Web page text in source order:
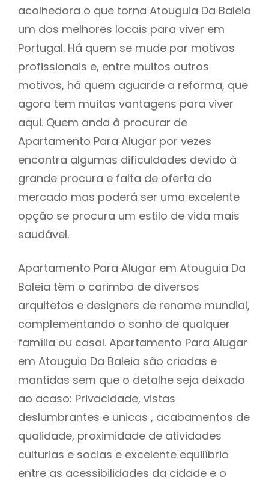
acolhedora o que torna Atouguia Da Baleia
um dos melhores locais para viver em
Portugal. Há quem se mude por motivos
profissionais e, entre muitos outros
motivos, há quem aguarde a reforma, que
agora tem muitas vantagens para viver
aqui. Quem anda à procurar de
Apartamento Para Alugar por vezes
encontra algumas dificuldades devido à
grande procura e falta de oferta do
mercado mas poderá ser uma excelente
opção se procura um estilo de vida mais
saudável.
Apartamento Para Alugar em Atouguia Da
Baleia têm o carimbo de diversos
arquitetos e designers de renome mundial,
complementando o sonho de qualquer
família ou casal. Apartamento Para Alugar
em Atouguia Da Baleia são criadas e
mantidas sem que o detalhe seja deixado
ao acaso: Privacidade, vistas
deslumbrantes e unicas , acabamentos de
qualidade, proximidade de atividades
culturias e socias e excelente equilíbrio
entre as acessibilidades da cidade e o